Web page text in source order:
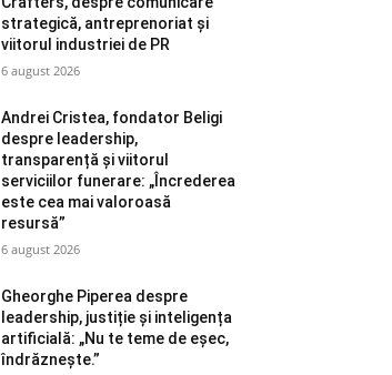
strategică, antreprenoriat și
viitorul industriei de PR
6 august 2026
Andrei Cristea, fondator Beligi
despre leadership,
transparență și viitorul
serviciilor funerare: „Încrederea
este cea mai valoroasă
resursă”
6 august 2026
Gheorghe Piperea despre
leadership, justiție și inteligența
artificială: „Nu te teme de eșec,
îndrăznește.”